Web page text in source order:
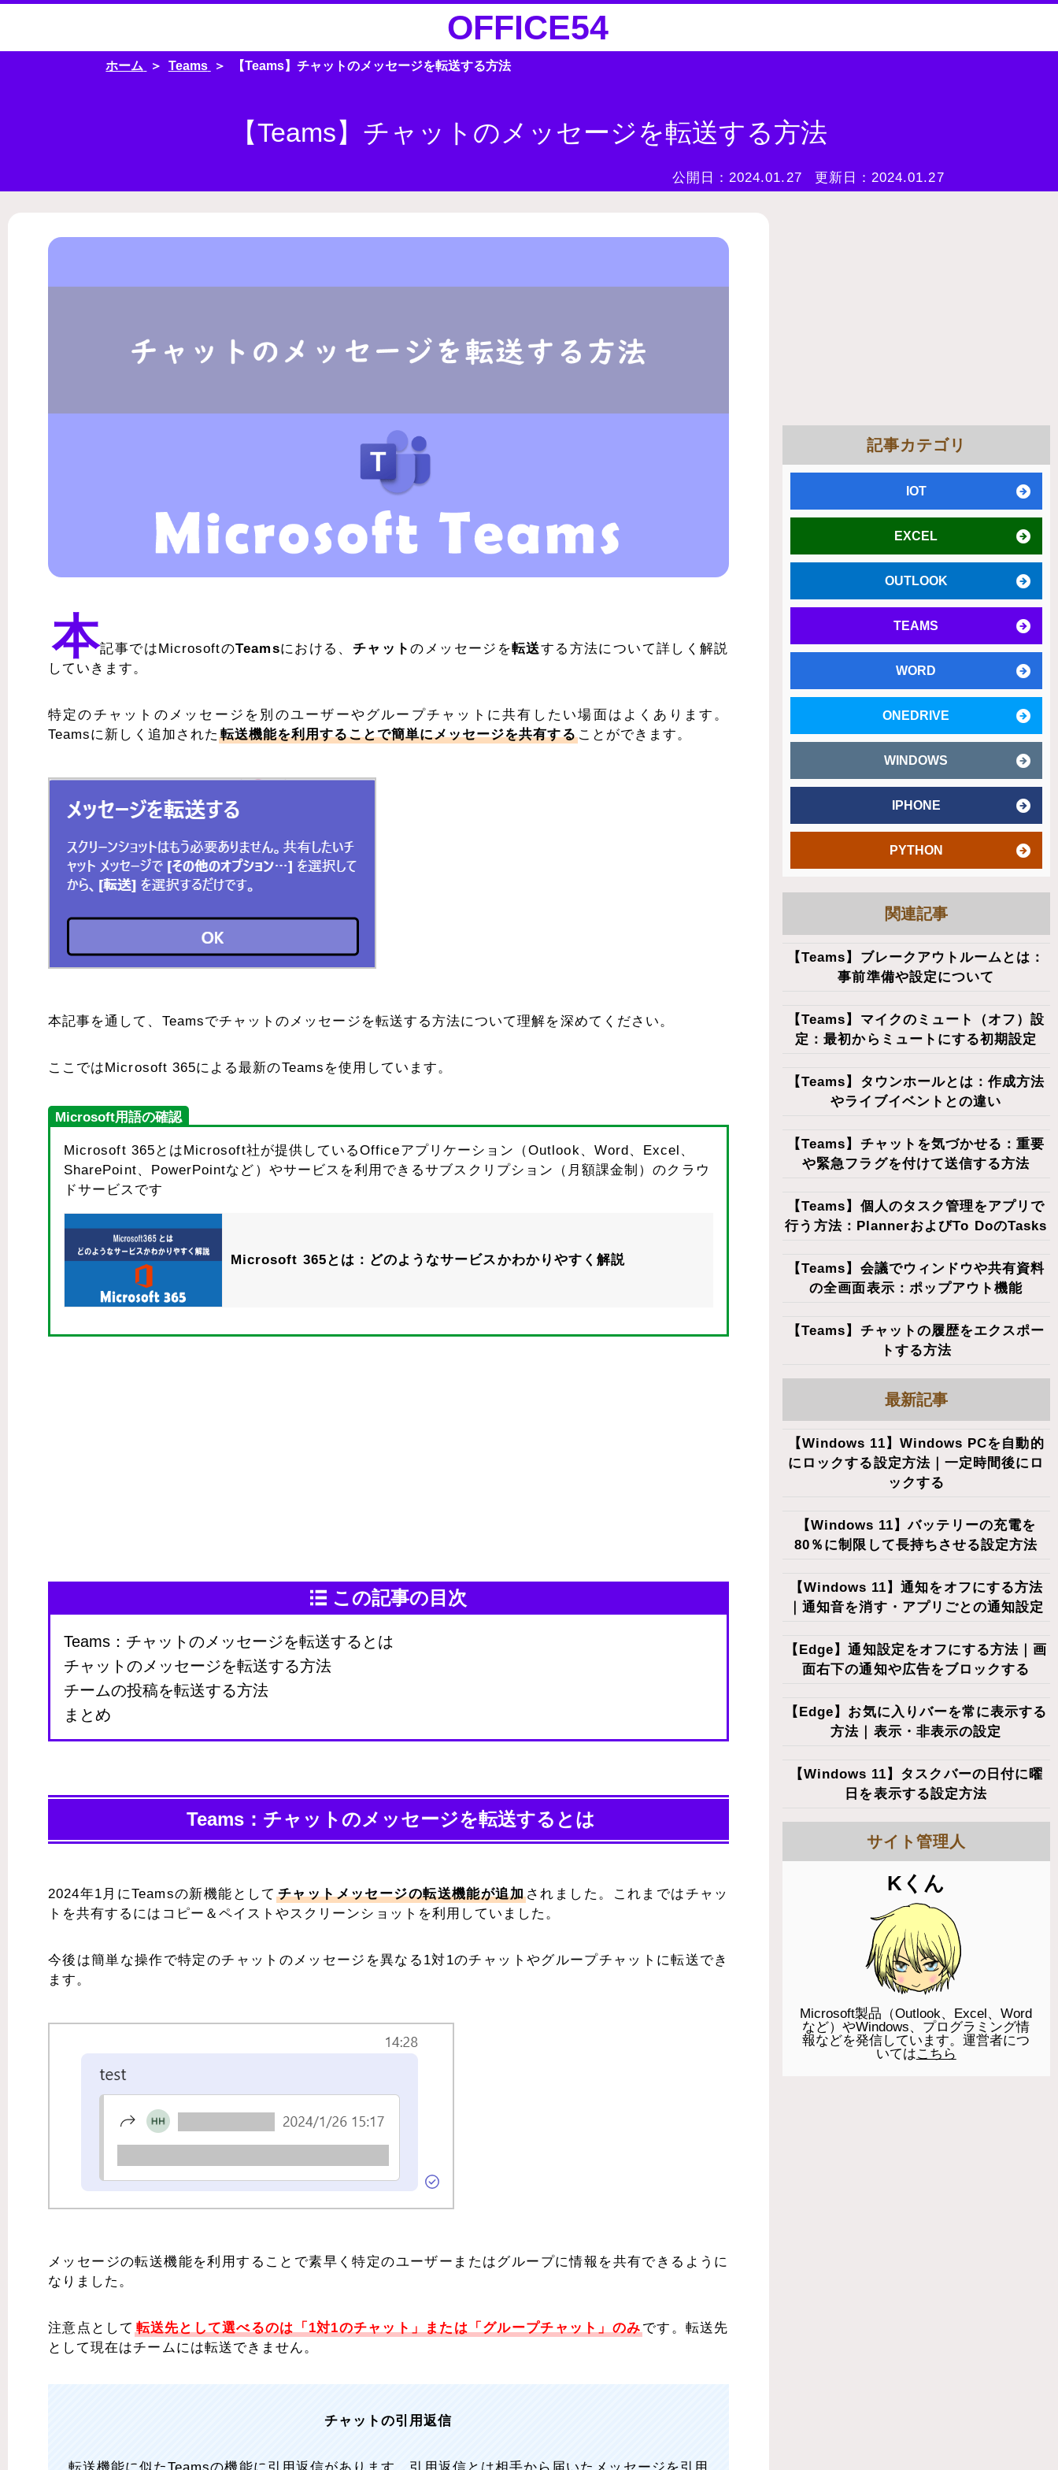
OFFICE54
ホーム Teams 【Teams】チャットのメッセージを転送する方法
【Teams】チャットのメッセージを転送する方法
公開日： 2024.01.27 更新日： 2024.01.27
本記事ではMicrosoftのTeamsにおける、 チャットのメッセージを転送する方法について詳しく解説
していきます。
特定のチャットのメッセージを別のユーザーやグループチャットに共有したい場面はよくあります。
Teamsに新しく追加された 転送機能を利用することで簡単にメッセージを共有することができます。
本記事を通して、Teamsでチャットのメッセージを転送する方法について理解を深めてください。
ここではMicrosoft 365による最新のTeamsを使用しています。
Microsoft用語の確認
Microsoft 365とはMicrosoft社が提供しているOfficeアプリケーション（Outlook、Word、Excel、
SharePoint、PowerPointなど）やサービスを利用できるサブスクリプション（月額課金制）のクラウ
ドサービスです
Microsoft 365とは：どのようなサービスかわかりやすく解説
この記事の目次
Teams：チャットのメッセージを転送するとは
チャットのメッセージを転送する方法
チームの投稿を転送する方法
まとめ
Teams：チャットのメッセージを転送するとは
2024年1月にTeamsの新機能として チャットメッセージの転送機能が追加 されました。これまではチャッ
トを共有するにはコピー＆ペイストやスクリーンショットを利用していました。
今後は簡単な操作で特定のチャットのメッセージを異なる1対1のチャットやグループチャットに転送でき
ます。
メッセージの転送機能を利用することで素早く特定のユーザーまたはグループに情報を共有できるように
なりました。
注意点として 転送先として選べるのは「1対1のチャット」または「グループチャット」のみ です。転送先
として現在はチームには転送できません。
チャットの引用返信
記事カテゴリ
IOT
EXCEL
OUTLOOK
TEAMS
WORD
ONEDRIVE
WINDOWS
IPHONE
PYTHON
関連記事
【Teams】ブレークアウトルームとは：
事前準備や設定について
【Teams】マイクのミュート（オフ）設
定：最初からミュートにする初期設定
【Teams】タウンホールとは：作成方法
やライブイベントとの違い
【Teams】チャットを気づかせる：重要
や緊急フラグを付けて送信する方法
【Teams】個人のタスク管理をアプリで
行う方法：PlannerおよびTo DoのTasks
【Teams】会議でウィンドウや共有資料
の全画面表示：ポップアウト機能
【Teams】チャットの履歴をエクスポー
トする方法
最新記事
【Windows 11】Windows PCを自動的
にロックする設定方法｜一定時間後にロ
ックする
【Windows 11】バッテリーの充電を
80％に制限して長持ちさせる設定方法
【Windows 11】通知をオフにする方法
｜通知音を消す・アプリごとの通知設定
【Edge】通知設定をオフにする方法｜画
面右下の通知や広告をブロックする
【Edge】お気に入りバーを常に表示する
方法｜表示・非表示の設定
【Windows 11】タスクバーの日付に曜
日を表示する設定方法
サイト管理人
Kくん
Microsoft製品（Outlook、Excel、Word
など）やWindows、プログラミング情
報などを発信しています。運営者につ
いてはこちら